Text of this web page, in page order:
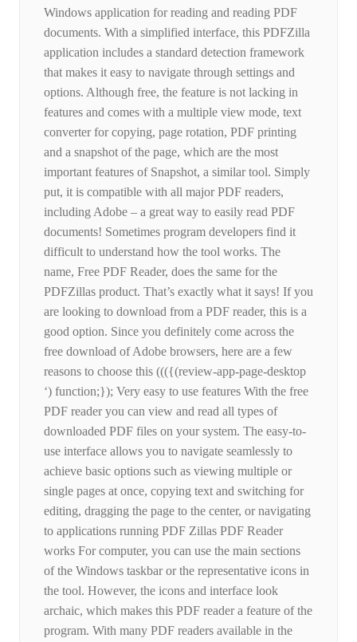
Windows application for reading and reading PDF
documents. With a simplified interface, this PDFZilla
application includes a standard detection framework
that makes it easy to navigate through settings and
options. Although free, the feature is not lacking in
features and comes with a multiple view mode, text
converter for copying, page rotation, PDF printing
and a snapshot of the page, which are the most
important features of Snapshot, a similar tool. Simply
put, it is compatible with all major PDF readers,
including Adobe – a great way to easily read PDF
documents! Sometimes program developers find it
difficult to understand how the tool works. The
name, Free PDF Reader, does the same for the
PDFZillas product. That’s exactly what it says! If you
are looking to download from a PDF reader, this is a
good option. Since you definitely come across the
free download of Adobe browsers, here are a few
reasons to choose this ((({(review-app-page-desktop
‘) function;}); Very easy to use features With the free
PDF reader you can view and read all types of
downloaded PDF files on your system. The easy-to-
use interface allows you to navigate seamlessly to
achieve basic options such as viewing multiple or
single pages at once, copying text and switching for
editing, dragging the page to the center, or navigating
to applications running PDF Zillas PDF Reader
works For computer, you can use the main sections
of the Windows taskbar or the representative icons in
the tool. However, the icons and interface look
archaic, which makes this PDF reader a feature of the
program. With many PDF readers available in the